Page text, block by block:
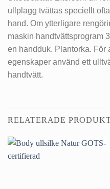
ullplagg tvättas speciellt
hand. Om ytterligare
maskin handtvättsprogram
en handduk. Plantorka. För
egenskaper använd ett
handtvätt.
RELATERADE